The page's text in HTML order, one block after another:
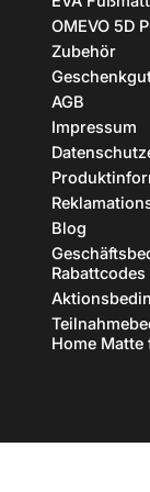
OMEVO 5D
Zubehör
AGB
Impressum
Blog
Rabattcodes
Home Matte